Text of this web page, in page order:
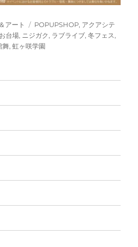
アート
タ
グ
POPUPSHOP, アクアシテ
お台場, ニジガク, ラブライブ,冬フェス,
舞,虹ヶ咲学園